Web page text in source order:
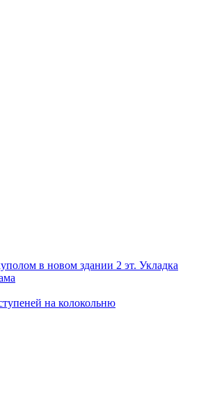
в новом здании 2 эт. Укладка
на колокольню